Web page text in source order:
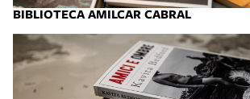
BIBLIOTECA AMILCAR CABRAL